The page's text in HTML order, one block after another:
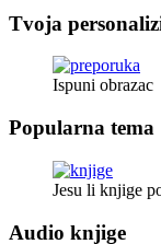
Tvoja
Ispuni obrazac
Popularna tema
Jesu li knjige
Audio knjige